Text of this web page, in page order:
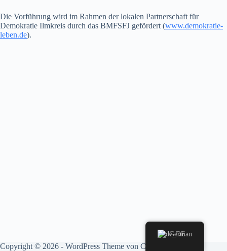
Die Vorführung wird im Rahmen der lokalen Partnerschaft für
Demokratie Ilmkreis durch das BMFSFJ gefördert (www.demokratie-
leben.de).
Copyright © 2026 - WordPress Theme von CreativeThemes
German